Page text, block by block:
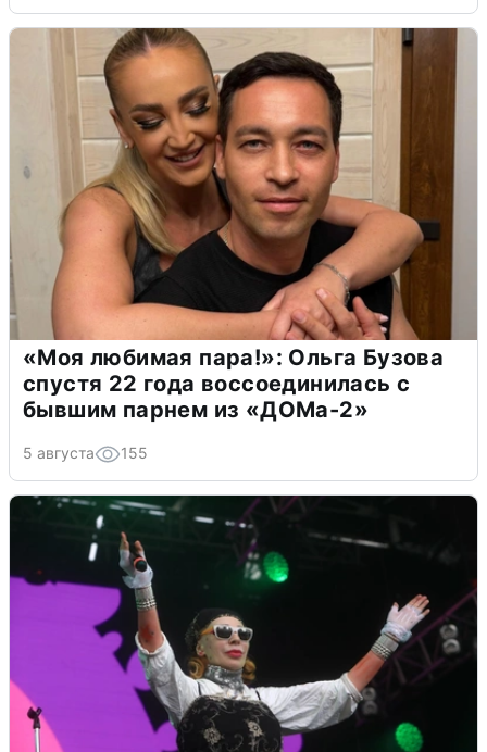
«Моя любимая пара!»: Ольга Бузова
спустя 22 года воссоединилась с
бывшим парнем из «ДОМа-2»
5 августа 155